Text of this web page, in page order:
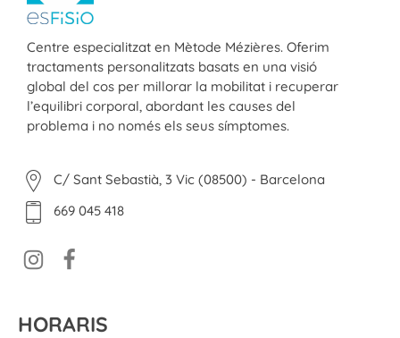
Centre especialitzat en Mètode Mézières. Oferim
tractaments personalitzats basats en una visió
global del cos per millorar la mobilitat i recuperar
l’equilibri corporal, abordant les causes del
problema i no només els seus símptomes.
C/ Sant Sebastià, 3 Vic (08500) - Barcelona
669 045 418
HORARIS